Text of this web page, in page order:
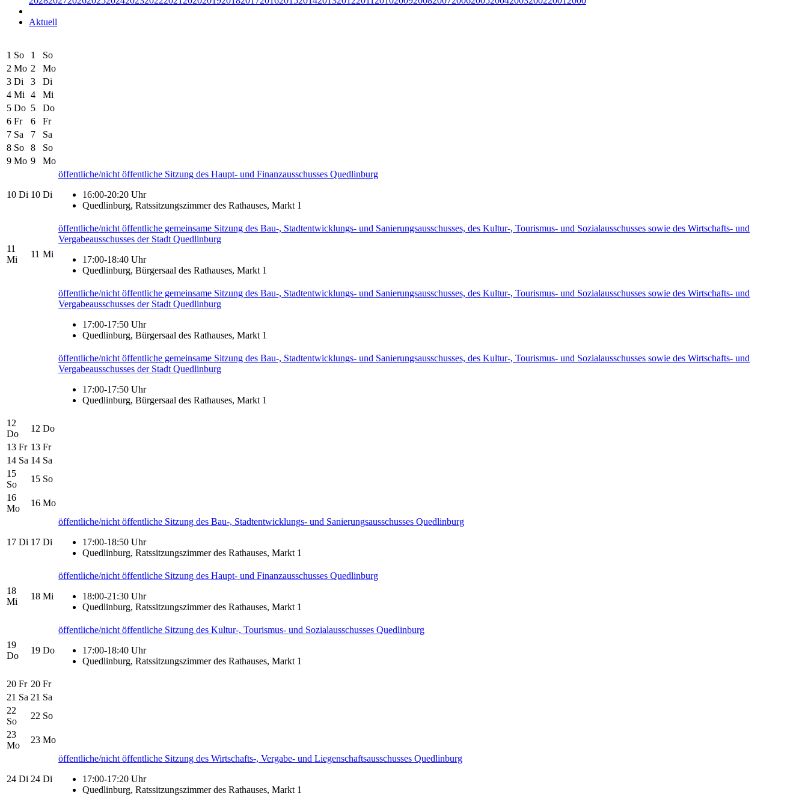
Aktuell
1 So 1
So
2 Mo 2
Mo
3 Di 3
Di
4 Mi 4
Mi
5 Do 5
Do
6 Fr 6
Fr
7 Sa 7
Sa
8 So 8
So
9 Mo 9 Mo
10 Di 10 Di
öffentliche/nicht öffentliche Sitzung des Haupt- und Finanzausschusses Quedlinburg
16:00-20:20 Uhr
Quedlinburg, Ratssitzungszimmer des Rathauses, Markt 1
11
Mi
11 Mi
öffentliche/nicht öffentliche gemeinsame Sitzung des Bau-, Stadtentwicklungs- und Sanierungsausschusses, des Kultur-, Tourismus- und Sozialausschusses sowie des Wirtschafts- und
Vergabeausschusses der Stadt Quedlinburg
17:00-18:40 Uhr
Quedlinburg, Bürgersaal des Rathauses, Markt 1
öffentliche/nicht öffentliche gemeinsame Sitzung des Bau-, Stadtentwicklungs- und Sanierungsausschusses, des Kultur-, Tourismus- und Sozialausschusses sowie des Wirtschafts- und
Vergabeausschusses der Stadt Quedlinburg
17:00-17:50 Uhr
Quedlinburg, Bürgersaal des Rathauses, Markt 1
öffentliche/nicht öffentliche gemeinsame Sitzung des Bau-, Stadtentwicklungs- und Sanierungsausschusses, des Kultur-, Tourismus- und Sozialausschusses sowie des Wirtschafts- und
Vergabeausschusses der Stadt Quedlinburg
17:00-17:50 Uhr
Quedlinburg, Bürgersaal des Rathauses, Markt 1
12
Do
12 Do
13 Fr 13 Fr
14 Sa 14 Sa
15
So
15 So
16
Mo
16 Mo
17 Di 17 Di
öffentliche/nicht öffentliche Sitzung des Bau-, Stadtentwicklungs- und Sanierungsausschusses Quedlinburg
17:00-18:50 Uhr
Quedlinburg, Ratssitzungszimmer des Rathauses, Markt 1
18
Mi
18 Mi
öffentliche/nicht öffentliche Sitzung des Haupt- und Finanzausschusses Quedlinburg
18:00-21:30 Uhr
Quedlinburg, Ratssitzungszimmer des Rathauses, Markt 1
19
Do
19 Do
öffentliche/nicht öffentliche Sitzung des Kultur-, Tourismus- und Sozialausschusses Quedlinburg
17:00-18:40 Uhr
Quedlinburg, Ratssitzungszimmer des Rathauses, Markt 1
20 Fr 20 Fr
21 Sa 21 Sa
22
So
22 So
23
Mo
23 Mo
24 Di 24 Di
öffentliche/nicht öffentliche Sitzung des Wirtschafts-, Vergabe- und Liegenschaftsausschusses Quedlinburg
17:00-17:20 Uhr
Quedlinburg, Ratssitzungszimmer des Rathauses, Markt 1